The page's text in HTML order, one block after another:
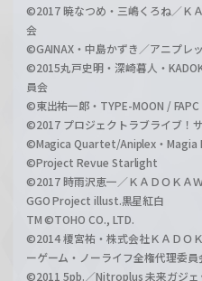
©2017 暁なつめ・三嶋くろね／Ｋ
会
©GAINAX・中島かずき／アニプレ
©2015丸戸史明・深崎暮人・
員会
©東出祐一郎・TYPE-MOON / FAPC
©2017 プロジェクトラブライブ！
©Magica Quartet/Aniplex・Magia
©Project Revue Starlight
©2017 時雨沢恵一／ＫＡＤＯＫＡ
GGO Project illust.黒星紅白
TM ©TOHO CO., LTD.
©2014 榎宮祐・株式会社ＫＡＤＯ
ーゲーム・ノーライフ全権代理委員
©2011 5pb.／Nitroplus 未来ガジェ